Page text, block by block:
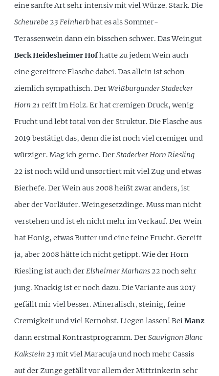
eine sanfte Art sehr intensiv mit viel Würze. Stark. Die
Scheurebe 23 Feinherbhat es als Sommer-
Terassenwein dann ein bisschen schwer. Das Weingut
Beck Heidesheimer Hofhatte zu jedem Wein auch
eine gereiftere Flasche dabei. Das allein ist schon
ziemlich sympathisch. DerWeißburgunder Stadecker
Horn 21 reift im Holz. Er hat cremigen Druck, wenig
Frucht und lebt total von der Struktur. Die Flasche aus
2019 bestätigt das, denn die ist noch viel cremiger und
würziger. Mag ich gerne. DerStadecker Horn Riesling
22 ist noch wild und unsortiert mit viel Zug und etwas
Bierhefe. Der Wein aus 2008 heißt zwar anders, ist
aber der Vorläufer. Weingesetzdinge. Muss man nicht
verstehen und ist eh nicht mehr im Verkauf. Der Wein
hat Honig, etwas Butter und eine feine Frucht. Gereift
ja, aber 2008 hätte ich nicht getippt. Wie der Horn
Riesling ist auch derElsheimer Marhans 22 noch sehr
jung. Knackig ist er noch dazu. Die Variante aus 2017
gefällt mir viel besser. Mineralisch, steinig, feine
Cremigkeit und viel Kernobst. Liegen lassen! BeiManz
dann erstmal Kontrastprogramm. DerSauvignon Blanc
Kalkstein 23 mit viel Maracuja und noch mehr Cassis
auf der Zunge gefällt vor allem der Mittrinkerin sehr